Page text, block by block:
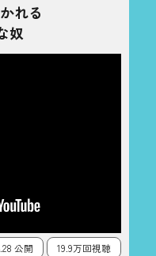
れる
奴
公開
19.9万回視聴